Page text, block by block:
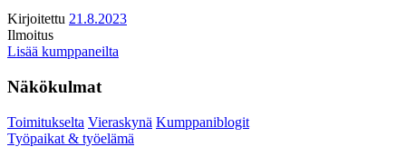
Kirjoitettu 21.8.2023
Ilmoitus
Lisää kumppaneilta
Näkökulmat
Toimitukselta Vieraskynä Kumppaniblogit
Työpaikat & työelämä